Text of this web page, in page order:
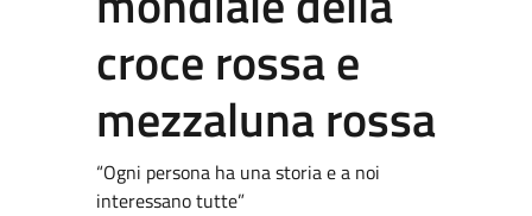
croce rossa e
mezzaluna rossa
“Ogni persona ha una storia e a noi
interessano tutte”